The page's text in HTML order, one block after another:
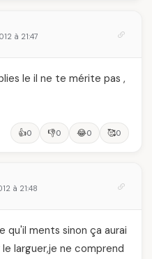
à 21:47
le il ne te mérite pas ,
👍0 👎0 😂0 🥰0
à 21:48
qu'il ments sinon ça aurai
larguer,je ne comprend